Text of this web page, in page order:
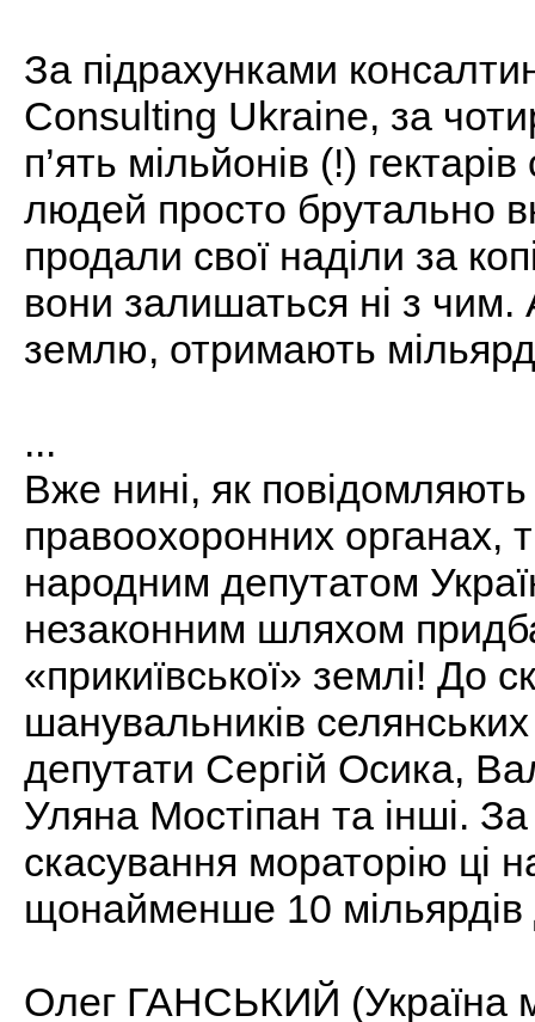
За підрахунками
Consulting Ukraine, за
п’ять мільйонів (!)
людей просто брутально
продали свої наділи за
вони залишаться ні з
землю, отримають
...
Вже нині, як
правоохоронних органах,
народним депутатом
незаконним шляхом
«прикиївської» землі! До
шанувальників
депутати Сергій Осика,
Уляна Мостіпан та інші.
скасування мораторію ці
щонайменше 10 мільярдів
Олег ГАНСЬКИЙ (Україна